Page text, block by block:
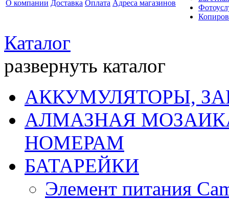
О компании Доставка Оплата Адреса магазинов
Каталог
развернуть каталог
АККУМУЛЯТОРЫ,
АЛМАЗНАЯ
НОМЕРАМ
БАТАРЕЙКИ
Элемент питания